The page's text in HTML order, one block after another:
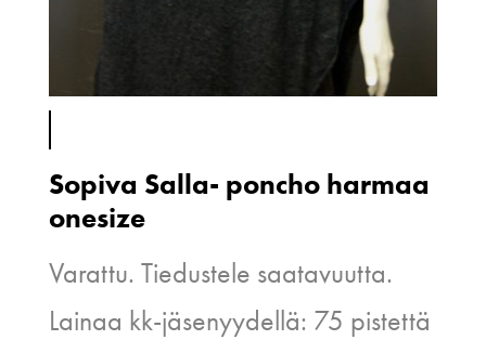
Sopiva Salla- poncho harmaa
onesize
Varattu. Tiedustele saatavuutta.
Lainaa kk-jäsenyydellä: 75 pistettä